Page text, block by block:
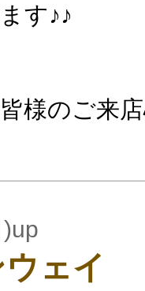
す♪♪
様のご来
ェイ